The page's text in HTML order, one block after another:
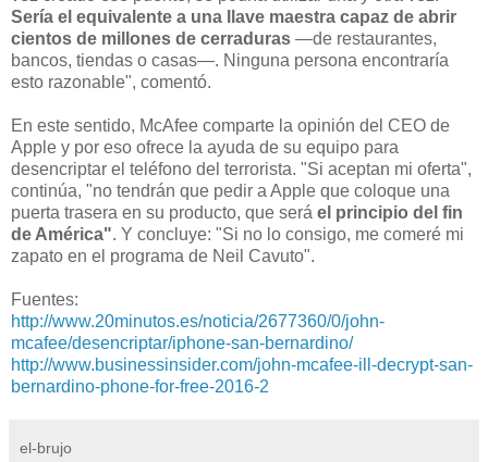
Sería el equivalente a una llave maestra capaz de abrir
cientos de millones de cerraduras —de restaurantes,
bancos, tiendas o casas—. Ninguna persona encontraría
esto razonable", comentó.
En este sentido, McAfee comparte la opinión del CEO de
Apple y por eso ofrece la ayuda de su equipo para
desencriptar el teléfono del terrorista. "Si aceptan mi oferta",
continúa, "no tendrán que pedir a Apple que coloque una
puerta trasera en su producto, que será el principio del fin
de América". Y concluye: "Si no lo consigo, me comeré mi
zapato en el programa de Neil Cavuto".
Fuentes:
http://www.20minutos.es/noticia/2677360/0/john-
mcafee/desencriptar/iphone-san-bernardino/
http://www.businessinsider.com/john-mcafee-ill-decrypt-san-
bernardino-phone-for-free-2016-2
el-brujo